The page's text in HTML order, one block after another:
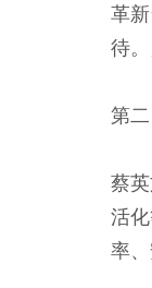
革
待。
第
蔡
活
率、